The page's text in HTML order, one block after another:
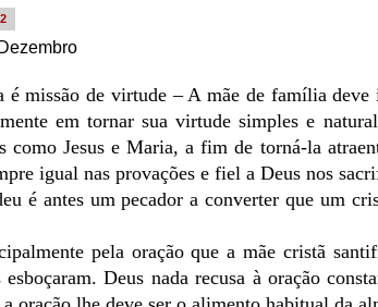
é missão de virtude – A mãe de família
em tornar sua virtude simples e
como Jesus e Maria, a fim de torná-la
igual nas provações e fiel a Deus nos
é antes um pecador a converter que um
pela oração que a mãe cristã
Deus nada recusa à oração